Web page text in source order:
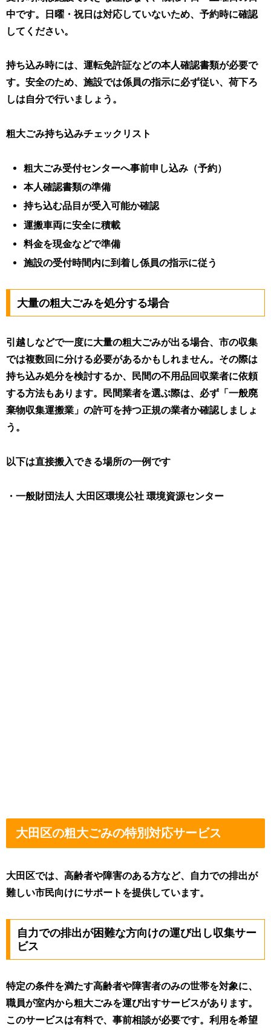
中です。日曜・祝日は対応していないため、予約時に確認
してください。
持ち込み時には、運転免許証などの本人確認書類が必要で
す。 安全のため、施設では係員の指示に必ず従い、荷下ろ
しは自分で行いましょう 。
粗大ごみ持ち込みチェックリスト
粗大ごみ受付センターへ事前申し込み（予約）
本人確認書類の準備
持ち込む品目が受入可能か確認
運搬車両に安全に積載
料金を現金などで準備
施設の受付時間内に到着し係員の指示に従う
大量の粗大ごみを処分する場合
引越しなどで一度に大量の粗大ごみが出る場合、市の収集
では複数回に分ける必要があるかもしれません。その際は
持ち込み処分を検討するか、民間の不用品回収業者に依頼
する方法もあります。民間業者を選ぶ際は、必ず「一般廃
棄物収集運搬業」の許可を持つ正規の業者か確認しましょ
う。
以下は直接搬入できる場所の一例です
・一般財団法人 大田区環境公社 環境資源センター
大田区の粗大ごみの特別対応サービス
大田区では、高齢者や障害のある方など、自力での排出が
難しい市民向けにサポートを提供しています。
自力での排出が困難な方向けの運び出し収集サー
ビス
特定の条件を満たす高齢者や障害者のみの世帯を対象に、
職員が室内から粗大ごみを運び出すサービスがあります。
このサービスは有料で、事前相談が必要です。利用を希望